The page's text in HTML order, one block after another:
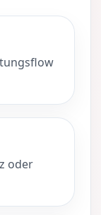
oder